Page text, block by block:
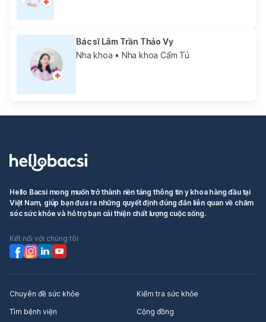
Bác sĩ Lâm Trần Thảo Vy
Nha khoa • Nha khoa Cẩm Tú
Hello Bacsi mong muốn trở thành nền tảng thông tin y khoa hàng đầu tại
Việt Nam, giúp bạn đưa ra những quyết định đúng đắn liên quan về chăm
sóc sức khỏe và hỗ trợ bạn cải thiện chất lượng cuộc sống.
Kết nối với chúng tôi
Chuyên đề sức khỏe
Kiểm tra sức khỏe
Tìm bệnh viện
Cộng đồng